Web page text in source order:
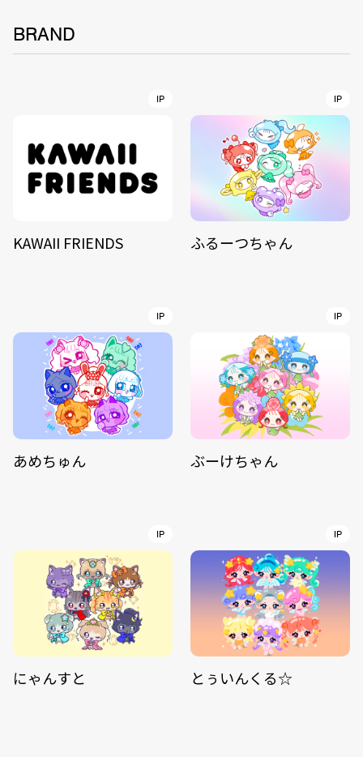
BRAND
IP
KAWAII FRIENDS
IP
ふるーつちゃん
IP
あめちゅん
IP
ぶーけちゃん
IP
にゃんすと
IP
とぅいんくる☆